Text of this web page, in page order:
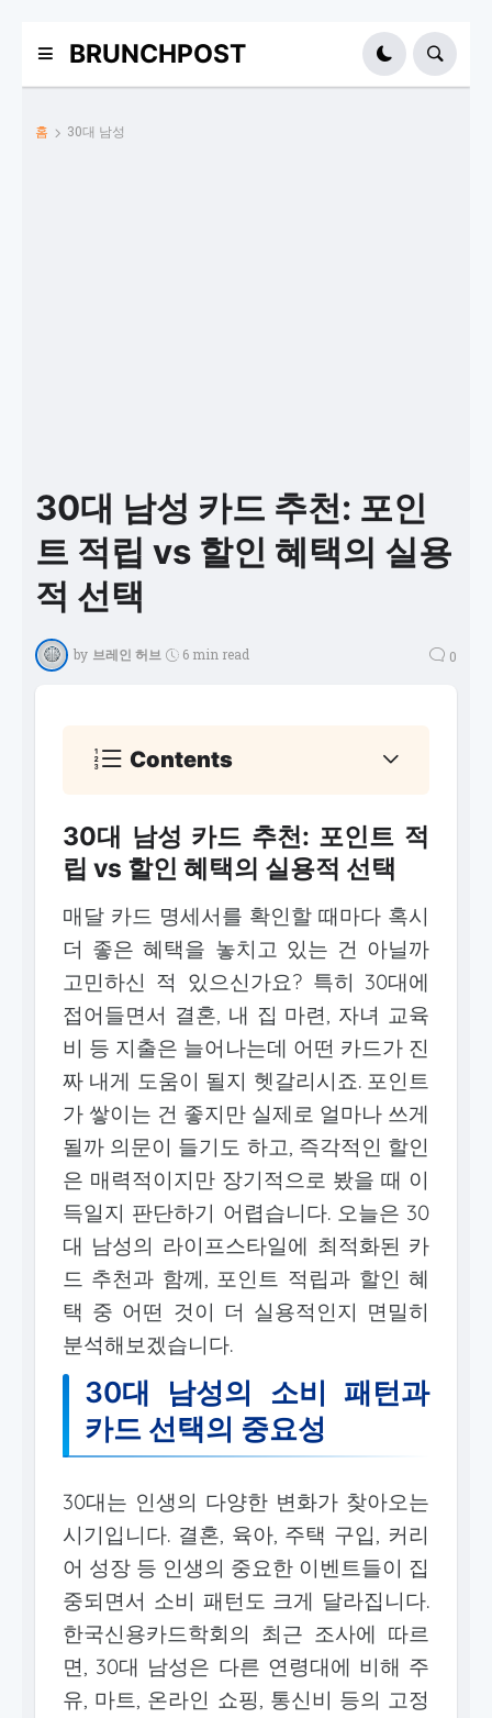
BRUNCHPOST
홈 30대 남성
30대 남성 카드 추천: 포인
트 적립 vs 할인 혜택의 실용
적 선택
by 브레인 허브 6 min read 0
Contents
30대 남성 카드 추천: 포인트 적
립 vs 할인 혜택의 실용적 선택
매달 카드 명세서를 확인할 때마다 혹시
더 좋은 혜택을 놓치고 있는 건 아닐까
고민하신 적 있으신가요? 특히 30대에
접어들면서 결혼, 내 집 마련, 자녀 교육
비 등 지출은 늘어나는데 어떤 카드가 진
짜 내게 도움이 될지 헷갈리시죠. 포인트
가 쌓이는 건 좋지만 실제로 얼마나 쓰게
될까 의문이 들기도 하고, 즉각적인 할인
은 매력적이지만 장기적으로 봤을 때 이
득일지 판단하기 어렵습니다. 오늘은 30
대 남성의 라이프스타일에 최적화된 카
드 추천과 함께, 포인트 적립과 할인 혜
택 중 어떤 것이 더 실용적인지 면밀히
분석해보겠습니다.
30대 남성의 소비 패턴과
카드 선택의 중요성
30대는 인생의 다양한 변화가 찾아오는
시기입니다. 결혼, 육아, 주택 구입, 커리
어 성장 등 인생의 중요한 이벤트들이 집
중되면서 소비 패턴도 크게 달라집니다.
한국신용카드학회의 최근 조사에 따르
면, 30대 남성은 다른 연령대에 비해 주
유, 마트, 온라인 쇼핑, 통신비 등의 고정